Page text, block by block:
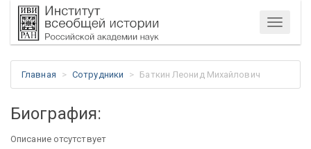
Меню
Главная Сотрудники Баткин Леонид Михайлович
Биография:
Описание отсутствует